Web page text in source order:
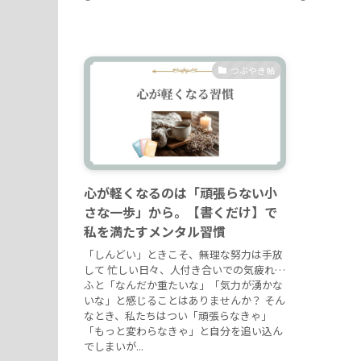
つぶやき帖
心が軽くなるのは「頑張らない小
さな一歩」から。【書くだけ】で
私を満たすメンタル習慣
「しんどい」ときこそ、無理な努力は手放
して 忙しい日々、人付き合いでの気疲れ…
ふと「なんだか重たいな」「気力が湧かな
いな」と感じることはありませんか？ そん
なとき、私たちはつい「頑張らなきゃ」
「もっと変わらなきゃ」と自分を追い込ん
でしまいが...